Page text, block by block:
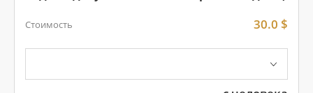
Стоимость 30.0 $